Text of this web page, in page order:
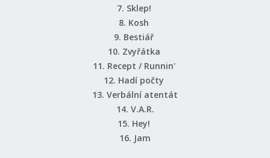
7. Sklep!
8. Kosh
9. Bestiář
10. Zvyřátka
11. Recept / Runnin'
12. Hadí počty
13. Verbální atentát
14. V.A.R.
15. Hey!
16. Jam